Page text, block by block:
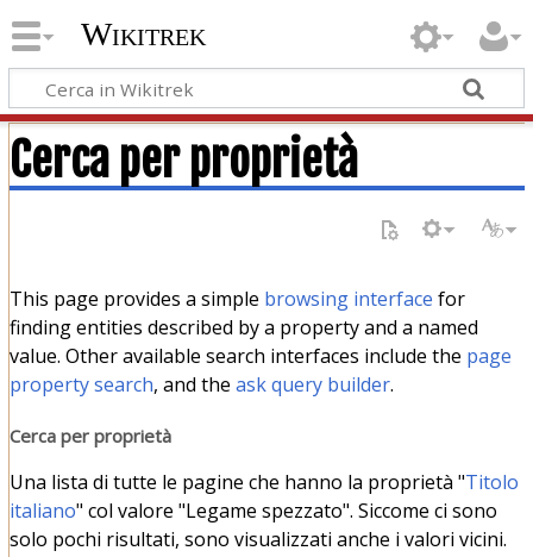
Wikitrek
Cerca per proprietà
This page provides a simple browsing interface for
finding entities described by a property and a named
value. Other available search interfaces include the page
property search, and the ask query builder.
Cerca per proprietà
Una lista di tutte le pagine che hanno la proprietà "Titolo
italiano" col valore "Legame spezzato". Siccome ci sono
solo pochi risultati, sono visualizzati anche i valori vicini.